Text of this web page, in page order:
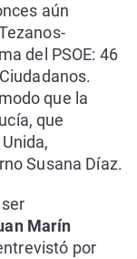
aún
del PSOE: 46
que la
que
Susana Díaz.
Marín
por